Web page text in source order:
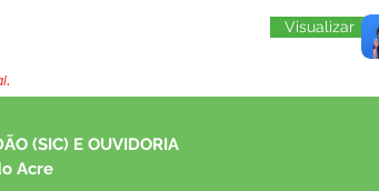
Visualizar
(SIC) E OUVIDORIA
Acre